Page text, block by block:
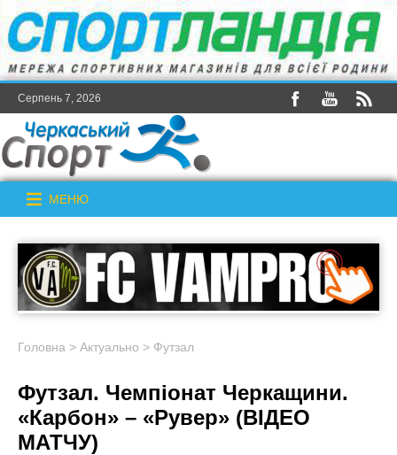
Серпень 7, 2026
МЕНЮ
Головна > Актуально > Футзал
Футзал. Чемпіонат Черкащини.
«Карбон» – «Рувер» (ВІДЕО
МАТЧУ)